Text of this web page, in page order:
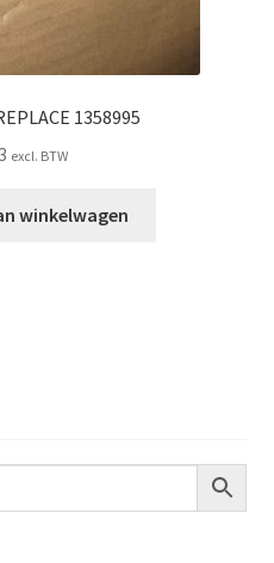
1358995
excl. BTW
winkelwagen